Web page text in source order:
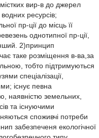
вир-в до джерел
водних ресурсів;
пр-ції до місць її
однотипної пр-ції,
2)принцип
таке розміщення в-ва,за
тобто підтримуються
спеціалізації,
існує певна
наявністю земельних,
та існуючими
споживчі потреби
забезпеченя екологічної